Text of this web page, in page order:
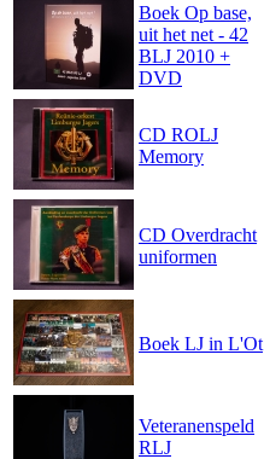
Boek Op base,
uit het net - 42
BLJ 2010 +
DVD
CD ROLJ
Memory
CD Overdracht
uniformen
Boek LJ in L'Ot
Veteranenspeld
RLJ